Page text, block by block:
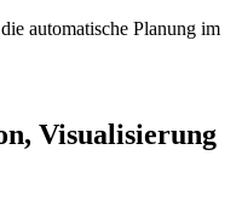
automatische Planung im
Visualisierung